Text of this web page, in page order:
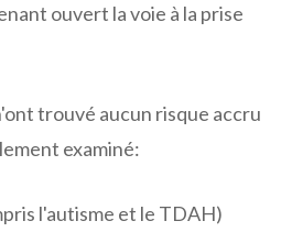
ouvert la voie à la prise
trouvé aucun risque accru
examiné:
l'autisme et le TDAH)